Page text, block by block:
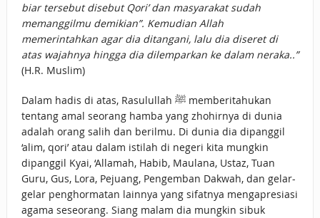
biar tersebut disebut Qori’ dan masyarakat sudah
memanggilmu demikian”. Kemudian Allah
memerintahkan agar dia ditangani, lalu dia diseret di
atas wajahnya hingga dia dilemparkan ke dalam neraka..”
(H.R. Muslim)
Dalam hadis di atas, Rasulullah ﷺ memberitahukan
tentang amal seorang hamba yang zhohirnya di dunia
adalah orang salih dan berilmu. Di dunia dia dipanggil
‘alim, qori’ atau dalam istilah di negeri kita mungkin
dipanggil Kyai, ‘Allamah, Habib, Maulana, Ustaz, Tuan
Guru, Gus, Lora, Pejuang, Pengemban Dakwah, dan gelar-
gelar penghormatan lainnya yang sifatnya mengapresiasi
agama seseorang. Siang malam dia mungkin sibuk